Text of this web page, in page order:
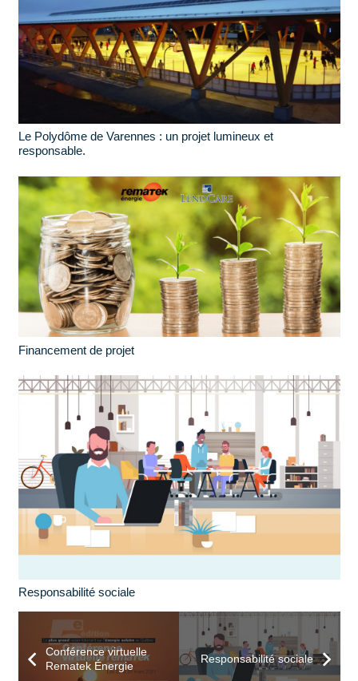
Le Polydôme de Varennes : un projet lumineux et
responsable.
Financement de projet
Responsabilité sociale
Conférence virtuelle
Rematek Énergie
Responsabilité sociale